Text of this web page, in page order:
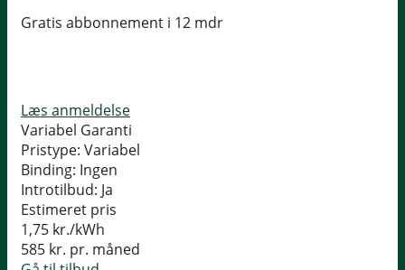
Gratis abbonnement i 12 mdr
Læs anmeldelse
Variabel Garanti
Pristype: Variabel
Binding: Ingen
Introtilbud: Ja
Estimeret pris
1,75 kr./kWh
585 kr. pr. måned